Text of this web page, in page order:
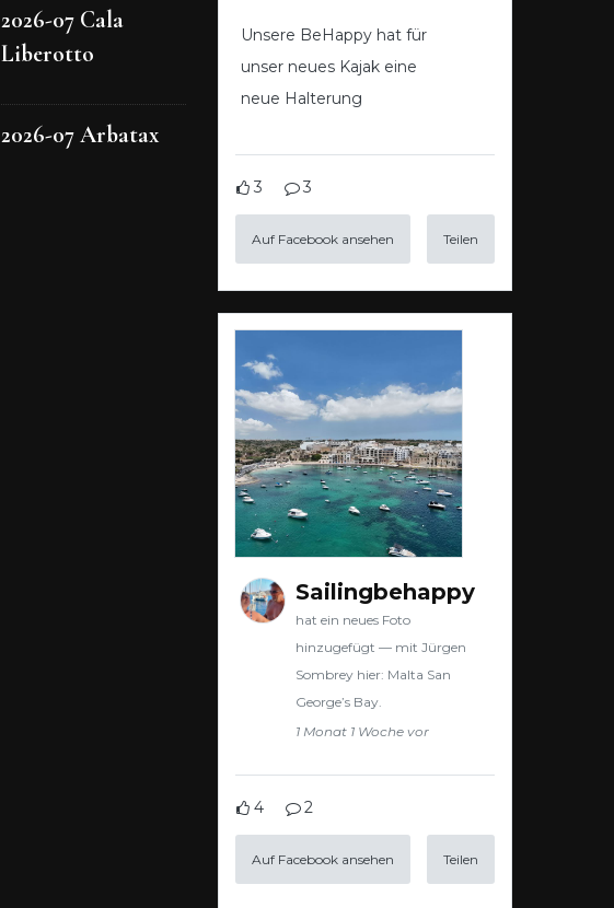
2026-07 Cala
Liberotto
2026-07 Arbatax
Unsere BeHappy hat für
unser neues Kajak eine
neue Halterung
3 3
Auf Facebook ansehen Teilen
Sailingbehappy
hat ein neues Foto
hinzugefügt — mit Jürgen
Sombrey hier: Malta San
George’s Bay.
1 Monat 1 Woche vor
4 2
Auf Facebook ansehen Teilen